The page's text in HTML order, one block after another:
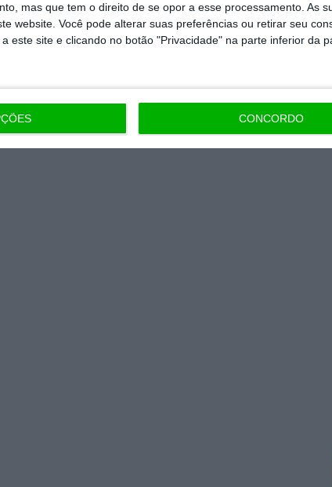
mas que tem o direito de se opor a esse processamento. As
website. Você pode alterar suas preferências ou retirar seu
este site e clicando no botão "Privacidade" na parte inferior da
CONCORDO